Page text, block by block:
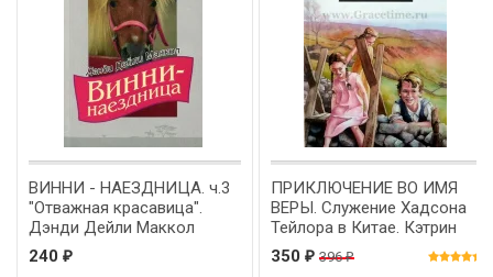
ВИННИ - НАЕЗДНИЦА. ч.3
"Отважная красавица".
Дэнди Дейли Маккол
240 ₽
ПРИКЛЮЧЕНИЕ ВО ИМЯ
ВЕРЫ. Служение Хадсона
Тейлора в Китае. Кэтрин
Маккензи
350 ₽ 396₽